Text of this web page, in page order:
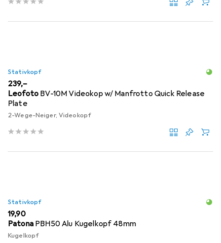
Stativkopf
EUR
239,–
Leofoto BV-10M Videokop w/ Manfrotto Quick Release
Plate
2-Wege-Neiger, Videokopf
Stativkopf
EUR
19,90
Patona PBH50 Alu Kugelkopf 48mm
Kugelkopf